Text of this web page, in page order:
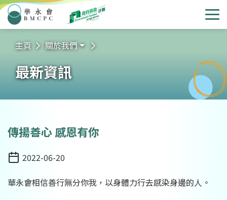
華永會 選
主頁 關於我們
最新資訊
傳揚善心 感恩有你
日期2022-06-20
華永會相信善行無分你我，以身體力行去感染身邊的人。